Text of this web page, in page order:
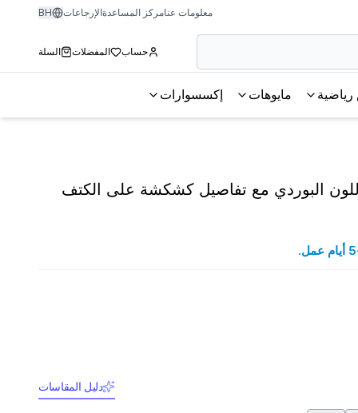
معلومات عنامركز المساعدةالإرجاعات BH
حساب المفضلات السلة
مايوهات إكسسوارات
البوردي مع تفاصيل كشكشة على الكتف
دليل المقاسات